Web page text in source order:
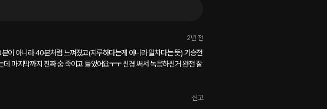
2년 전
이 아니라 40분처럼 느껴졌고(지루하다는게 아니라 알차다는 뜻) 기승전
마지막까지 진짜 숨 죽이고 들었어요ㅜㅜ 신경 써서 녹음하신거 완전 잘
신고